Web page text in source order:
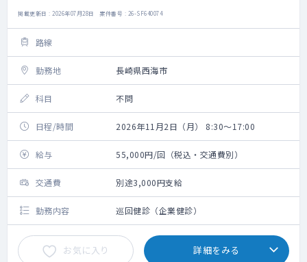
掲載更新日 : 2026年07月28日 案件番号 : 26-SF640074
路線
勤務地 長崎県西海市
科目 不問
日程/時間 2026年11月2日（月） 8:30～17:00
給与 55,000円/回（税込・交通費別）
交通費 別途3,000円支給
勤務内容 巡回健診（企業健診）
お気に入り 詳細をみる